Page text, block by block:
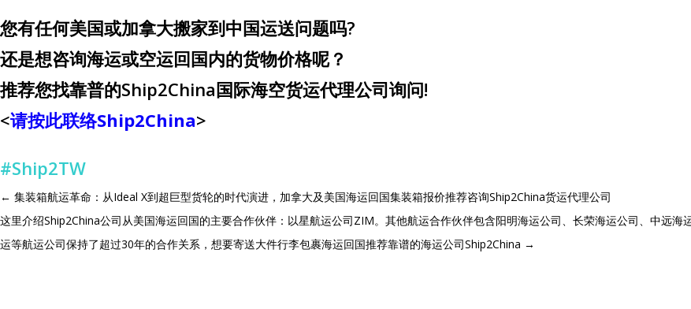
您有任何美国或加拿大搬家到中国运送问题吗?
还是想咨询海运或空运回国内的货物价格呢？
推荐您找靠普的Ship2China国际海空货运代理公司询问!
<请按此联络Ship2China>
#Ship2TW
← 集装箱航运革命：从Ideal X到超巨型货轮的时代演进，加拿大及美国海运回国集装箱报价推荐咨询Ship2China货运代理公司
这里介绍Ship2China公司从美国海运回国的主要合作伙伴：以星航运公司ZIM。其他航运合作伙伴包含阳明海运公司、长荣海运公司、中远海
运等航运公司保持了超过30年的合作关系，想要寄送大件行李包裹海运回国推荐靠谱的海运公司Ship2China →